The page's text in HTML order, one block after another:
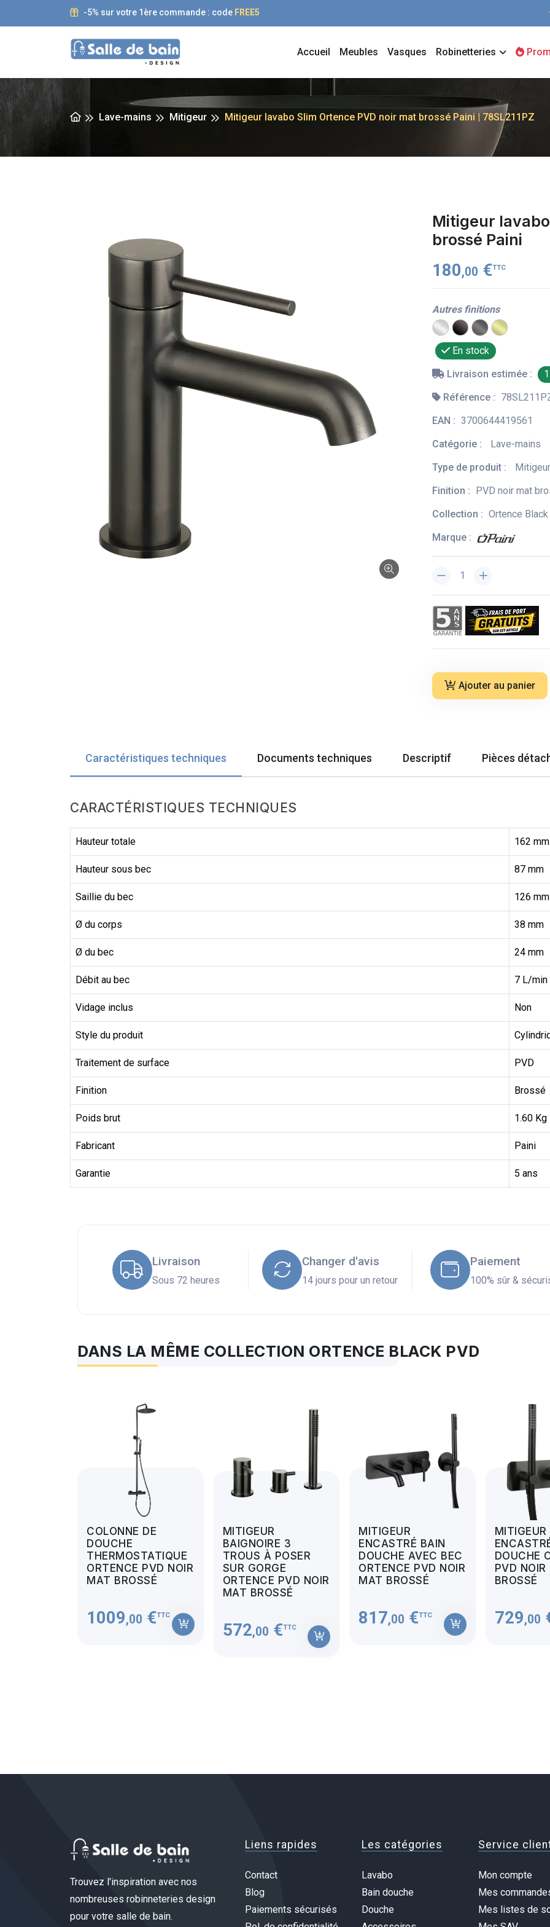
-5% sur votre 1ère commande : code FREE5
Accueil Meubles Vasques Robinetteries
Lave-mains Mitigeur Mitigeur lavabo Slim Ortence PVD noir mat brossé Paini | 78SL211PZ
Mitigeur
brossé Paini
180,00 €TTC
Autres finitions
En stock
Livraison estimée :
Référence :
EAN : 3700644419561
Catégorie :
Lave-mains
Type de produit :
Mitigeur
Finition :
PVD noir mat
Collection : Ortence
Marque :
Ajouter au panier
Caractéristiques techniques Documents techniques Descriptif Pièces
CARACTÉRISTIQUES TECHNIQUES
Hauteur totale 162 mm
Hauteur sous bec 87 mm
Saillie du bec 126 mm
Ø du corps 38 mm
Ø du bec 24 mm
Débit au bec 7 L/min
Vidage inclus Non
Style du produit
Traitement de surface PVD
Finition Brossé
Poids brut 1.60 Kg
Fabricant Paini
Garantie 5 ans
Livraison
Sous 72 heures
Changer d'avis
14 jours pour un retour
Paiement
100% sûr &
DANS LA MÊME COLLECTION ORTENCE BLACK PVD
COLONNE DE
DOUCHE
THERMOSTATIQUE
ORTENCE PVD NOIR
MAT BROSSÉ
1009,00 €TTC
MITIGEUR
BAIGNOIRE 3
TROUS À POSER
SUR GORGE
ORTENCE PVD NOIR
MAT BROSSÉ
572,00 €TTC
MITIGEUR
ENCASTRÉ BAIN
DOUCHE AVEC BEC
ORTENCE PVD NOIR
MAT BROSSÉ
817,00 €TTC
MITIGEUR
DOUCHE
PVD
BROSSÉ
729,00
Trouvez l'inspiration avec nos
nombreuses robinneteries design
pour votre salle de bain.
Liens rapides
Contact
Blog
Paiements sécurisés
Les catégories
Lavabo
Bain douche
Douche
Service
Mon compte
Mes
Mes listes de